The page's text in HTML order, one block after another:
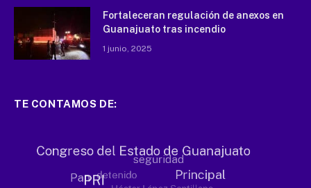
Fortaleceran regulación de anexos en
Guanajuato tras incendio
1 junio, 2025
TE CONTAMOS DE: